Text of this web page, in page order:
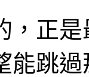
，正
能跳